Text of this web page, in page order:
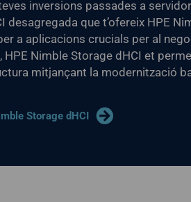
inversions passades a
desagregada que t’ofereix HPE
a aplicacions crucials per al
Nimble Storage dHCI et
mitjançant la modernització
Storage dHCI